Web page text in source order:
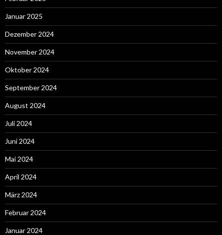
Januar 2025
Dezember 2024
November 2024
Oktober 2024
September 2024
August 2024
Juli 2024
Juni 2024
Mai 2024
April 2024
März 2024
Februar 2024
Januar 2024